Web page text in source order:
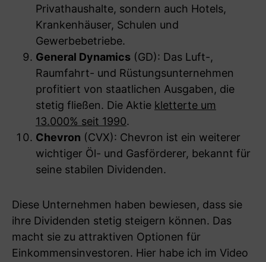
Privathaushalte, sondern auch Hotels,
Krankenhäuser, Schulen und
Gewerbebetriebe.
General Dynamics (GD): Das Luft-,
Raumfahrt- und Rüstungsunternehmen
profitiert von staatlichen Ausgaben, die
stetig fließen. Die Aktie kletterte um
13.000% seit 1990.
Chevron (CVX): Chevron ist ein weiterer
wichtiger Öl- und Gasförderer, bekannt für
seine stabilen Dividenden.
Diese Unternehmen haben bewiesen, dass sie
ihre Dividenden stetig steigern können. Das
macht sie zu attraktiven Optionen für
Einkommensinvestoren. Hier habe ich im Video